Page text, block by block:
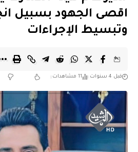
اقصى الجهود بسبيل
وتبسيط الإجراءات
قبل 4 سنوات 11 مشاهدات